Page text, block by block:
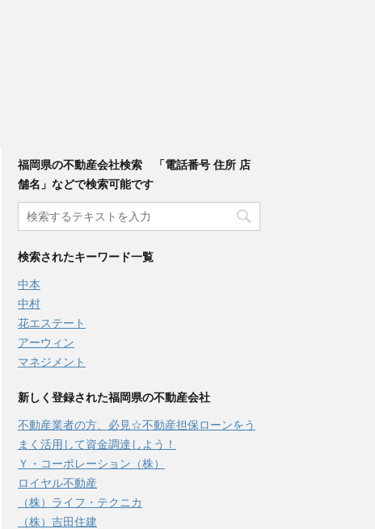
福岡県の不動産会社検索 「電話番号 住所 店
舗名」などで検索可能です
検索されたキーワード一覧
中本
中村
花エステート
アーウィン
マネジメント
新しく登録された福岡県の不動産会社
不動産業者の方、必見☆不動産担保ローンをう
まく活用して資金調達しよう！
Ｙ・コーポレーション（株）
ロイヤル不動産
（株）ライフ・テクニカ
（株）吉田住建